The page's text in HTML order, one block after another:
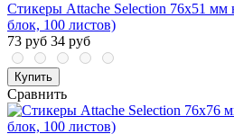
Стикеры Attache Selection 76x51 мм
блок, 100 листов)
73 руб 34 руб
Купить
Сравнить